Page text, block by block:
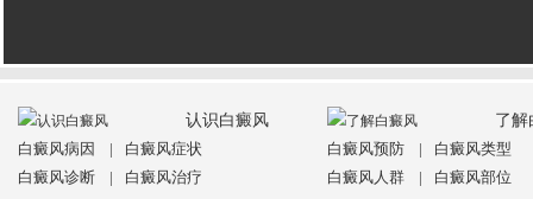
认识白癜风
白癜风病因
|
白癜风症状
白癜风诊断
| 白癜风治疗
了解
白癜风预防
|
白癜风类型
白癜风人群
| 白癜风部位